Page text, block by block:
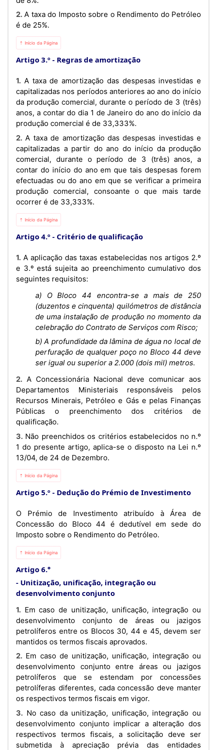
2. A taxa do Imposto sobre o Rendimento do Petróleo
é de 25%.
⇡ Início da Página
Artigo 3.º Regras de amortização
1. A taxa de amortização das despesas investidas e
capitalizadas nos períodos anteriores ao ano do início
da produção comercial, durante o período de 3 (três)
anos, a contar do dia 1 de Janeiro do ano do início da
produção comercial é de 33,333%.
2. A taxa de amortização das despesas investidas e
capitalizadas a partir do ano do início da produção
comercial, durante o período de 3 (três) anos, a
contar do início do ano em que tais despesas forem
efectuadas ou do ano em que se verificar a primeira
produção comercial, consoante o que mais tarde
ocorrer é de 33,333%.
⇡ Início da Página
Artigo 4.º Critério de qualificação
1. A aplicação das taxas estabelecidas nos artigos 2.º
e 3.º está sujeita ao preenchimento cumulativo dos
seguintes requisitos:
a) O Bloco 44 encontra-se a mais de 250
(duzentos e cinquenta) quilómetros de distância
de uma instalação de produção no momento da
celebração do Contrato de Serviços com Risco;
b) A profundidade da lâmina de água no local de
perfuração de qualquer poço no Bloco 44 deve
ser igual ou superior a 2.000 (dois mil) metros.
2. A Concessionária Nacional deve comunicar aos
Departamentos Ministeriais responsáveis pelos
Recursos Minerais, Petróleo e Gás e pelas Finanças
Públicas o preenchimento dos critérios de
qualificação.
3. Não preenchidos os critérios estabelecidos no n.º
1 do presente artigo, aplica-se o disposto na Lei n.º
13/04, de 24 de Dezembro.
⇡ Início da Página
Artigo 5.º Dedução do Prémio de Investimento
O Prémio de Investimento atribuído à Área de
Concessão do Bloco 44 é dedutível em sede do
Imposto sobre o Rendimento do Petróleo.
⇡ Início da Página
Artigo 6.°
Unitização, unificação, integração ou
desenvolvimento conjunto
1. Em caso de unitização, unificação, integração ou
desenvolvimento conjunto de áreas ou jazigos
petrolíferos entre os Blocos 30, 44 e 45, devem ser
mantidos os termos fiscais aprovados.
2. Em caso de unitização, unificação, integração ou
desenvolvimento conjunto entre áreas ou jazigos
petrolíferos que se estendam por concessões
petrolíferas diferentes, cada concessão deve manter
os respectivos termos fiscais em vigor.
3. No caso da unitização, unificação, integração ou
desenvolvimento conjunto implicar a alteração dos
respectivos termos fiscais, a solicitação deve ser
submetida à apreciação prévia das entidades